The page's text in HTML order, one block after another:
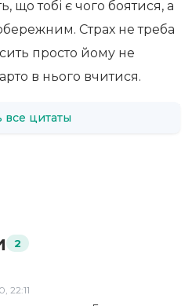
що тобі є чого боятися, а
Страх не треба
просто йому не
в нього вчитися.
все цитаты
2
22:11